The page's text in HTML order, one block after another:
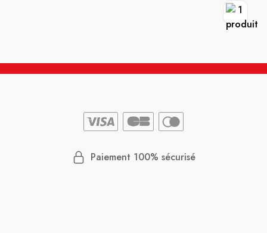
Paiement 100% sécurisé